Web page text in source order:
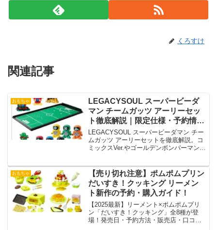
くろすけ
関連記事
おもちゃ
LEGACYSOUL スーパービーダ
マン チームガッツ アーリーセッ
ト徹底解説｜限定仕様・予約情
報・復刻ビーダマンの魅力まとめ
LEGACYSOUL スーパービーダマン チー
ムガッツ アーリーセットを徹底解説。コ
ミックスVer.やゴールデンボンバーマン、
おもちゃ
【売り切れ注意】ポムポムプリン
だいすき！クッキング リーメン
ト新作の予約・購入ガイド！
【2025最新】リーメント×ポムポムプリ
ン「だいすき！クッキング」全8種が登
場！発売日・予約方法・販売店・口コ